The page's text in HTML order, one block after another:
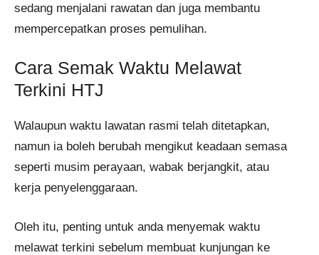
sedang menjalani rawatan dan juga membantu
mempercepatkan proses pemulihan.
Cara Semak Waktu Melawat
Terkini HTJ
Walaupun waktu lawatan rasmi telah ditetapkan,
namun ia boleh berubah mengikut keadaan semasa
seperti musim perayaan, wabak berjangkit, atau
kerja penyelenggaraan.
Oleh itu, penting untuk anda menyemak waktu
melawat terkini sebelum membuat kunjungan ke